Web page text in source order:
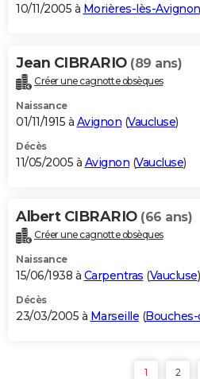
10/11/2005 à Morières-lès-Avignon
Jean CIBRARIO (89 ans)
Créer une cagnotte obsèques
Naissance
01/11/1915 à Avignon (Vaucluse)
Décès
11/05/2005 à Avignon (Vaucluse)
Albert CIBRARIO (66 ans)
Créer une cagnotte obsèques
Naissance
15/06/1938 à Carpentras (Vaucluse)
Décès
23/03/2005 à Marseille (
1 2